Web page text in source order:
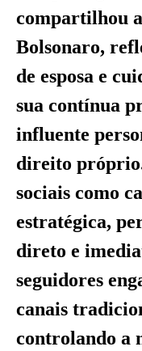
compartilhou
Bolsonaro,
de esposa e
sua contínua
influente
direito próprio.
sociais como
estratégica,
direto e
seguidores
canais
controlando a